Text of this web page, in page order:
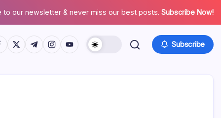
to our newsletter & never miss our best posts. Subscribe Now!
www.facebook.com/
https://twitter.com/
https://t.me/
https://www.instagram.com/
https://youtube.com/ Subscribe